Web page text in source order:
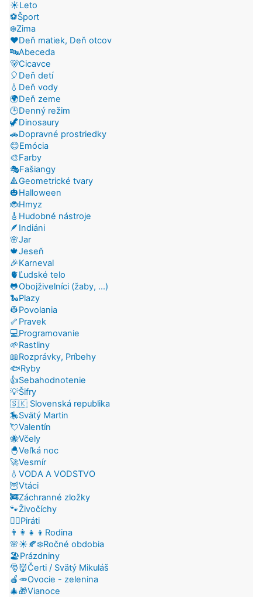
☀️Leto
⚽Šport
❄️Zima
❤️Deň matiek, Deň otcov
🔤Abeceda
🐻Cicavce
🎈Deň detí
💧Deň vody
🌍Deň zeme
🕒Denný režim
🦖Dinosaury
🚗Dopravné prostriedky
😊Emócia
🎨Farby
🎭Fašiangy
🔺Geometrické tvary
🎃Halloween
🐞Hmyz
🎸Hudobné nástroje
🪶Indiáni
🌸Jar
🍁Jeseň
🎉Karneval
🫀Ľudské telo
🐸Obojživelníci (žaby, ...)
🐍Plazy
👷Povolania
🦴Pravek
💻Programovanie
🌱Rastliny
📖Rozprávky, Príbehy
🐟Ryby
👍Sebahodnotenie
💡Šifry
🇸🇰 Slovenská republika
🎠Svätý Martin
💘Valentín
🐝Včely
🐣Veľká noc
🚀Vesmír
💧VODA A VODSTVO
🦉Vtáci
🚒Záchranné zložky
🐾Živočíchy
🏴‍☠️Piráti
👨‍👩‍👧‍👦Rodina
🌸☀️🍂❄️Ročné obdobia
🏖️Prázdniny
🎅👹Čerti / Svätý Mikuláš
🍎🥕Ovocie - zelenina
🎄🎁Vianoce